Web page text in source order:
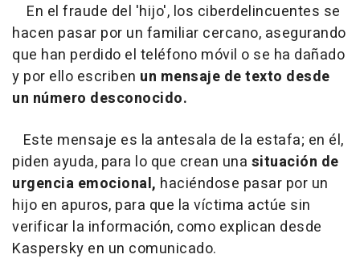
En el fraude del 'hijo', los ciberdelincuentes se
hacen pasar por un familiar cercano, asegurando
que han perdido el teléfono móvil o se ha dañado
y por ello escriben un mensaje de texto desde
un número desconocido.
Este mensaje es la antesala de la estafa; en él,
piden ayuda, para lo que crean una situación de
urgencia emocional, haciéndose pasar por un
hijo en apuros, para que la víctima actúe sin
verificar la información, como explican desde
Kaspersky en un comunicado.